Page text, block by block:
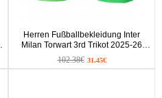
Herren Fußballbekleidung Inter
Milan Torwart 3rd Trikot 2025-26
Langarm
102.38€ 31.45€